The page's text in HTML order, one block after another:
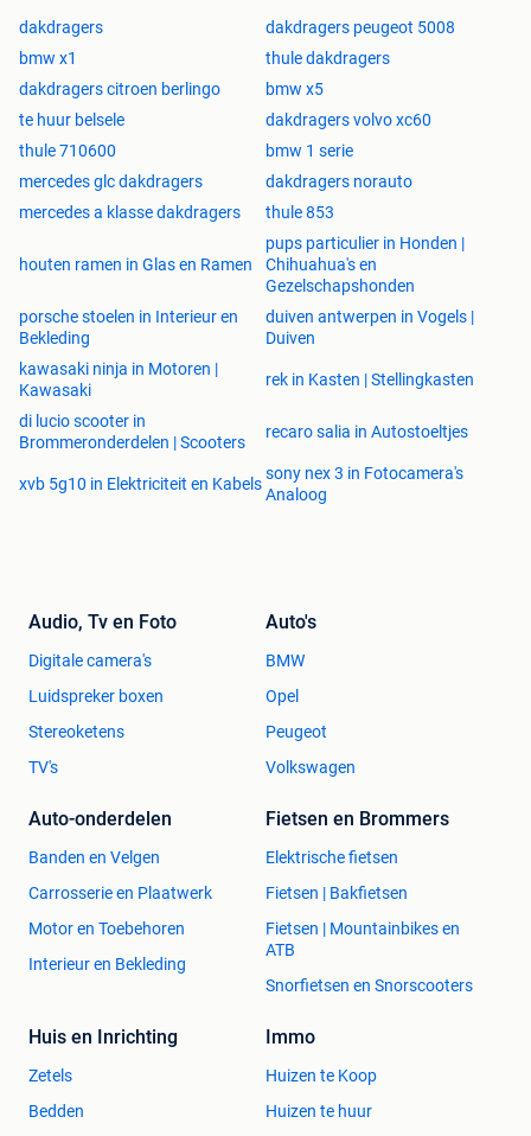
dakdragers
dakdragers peugeot 5008
bmw x1
thule dakdragers
dakdragers citroen berlingo
bmw x5
te huur belsele
dakdragers volvo xc60
thule 710600
bmw 1 serie
mercedes glc dakdragers
dakdragers norauto
mercedes a klasse dakdragers
thule 853
houten ramen in Glas en Ramen
pups particulier in Honden |
Chihuahua's en
Gezelschapshonden
porsche stoelen in Interieur en
Bekleding
duiven antwerpen in Vogels |
Duiven
kawasaki ninja in Motoren |
Kawasaki
rek in Kasten | Stellingkasten
di lucio scooter in
Brommeronderdelen | Scooters
recaro salia in Autostoeltjes
xvb 5g10 in Elektriciteit en Kabels
sony nex 3 in Fotocamera's
Analoog
Audio, Tv en Foto
Digitale camera's
Luidspreker boxen
Stereoketens
TV's
Auto's
BMW
Opel
Peugeot
Volkswagen
Auto-onderdelen
Banden en Velgen
Carrosserie en Plaatwerk
Motor en Toebehoren
Interieur en Bekleding
Fietsen en Brommers
Elektrische fietsen
Fietsen | Bakfietsen
Fietsen | Mountainbikes en
ATB
Snorfietsen en Snorscooters
Huis en Inrichting
Zetels
Bedden
Immo
Huizen te Koop
Huizen te huur